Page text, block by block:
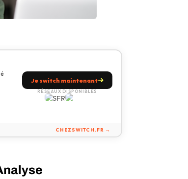
Je switch maintenant
RÉSEAUX DISPONIBLES
CHEZSWITCH.FR →